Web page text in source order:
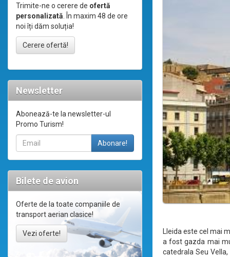
Trimite-ne o cerere de ofertă
personalizată. În maxim 48 de ore
noi îți dăm soluția!
Cerere ofertă!
Newsletter
Abonează-te la newsletter-ul
Promo Turism!
Bilete de avion
Oferte de la toate companiile de
transport aerian clasice!
Vezi oferte!
Lleida este cel mai
a fost gazda mai
catedrala Seu